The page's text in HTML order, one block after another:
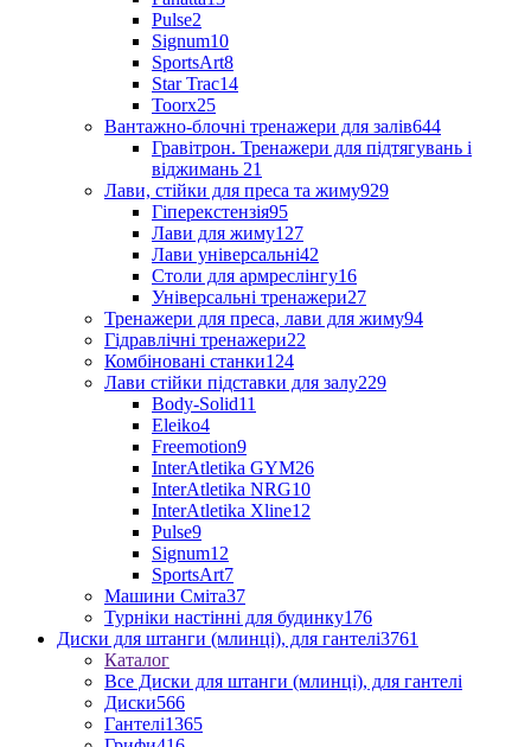
Pulse2
Signum10
SportsArt8
Star Trac14
Toorx25
Вантажно-блочні тренажери для залів644
Гравітрон. Тренажери для підтягувань і
віджимань 21
Лави, стійки для преса та жиму929
Гіперекстензія95
Лави для жиму127
Лави універсальні42
Столи для армреслінгу16
Універсальні тренажери27
Тренажери для преса, лави для жиму94
Гідравлічні тренажери22
Комбіновані станки124
Лави стійки підставки для залу229
Body-Solid11
Eleiko4
Freemotion9
InterAtletika GYM26
InterAtletika NRG10
InterAtletika Xline12
Pulse9
Signum12
SportsArt7
Машини Сміта37
Турніки настінні для будинку176
Диски для штанги (млинці), для гантелі3761
Каталог
Все Диски для штанги (млинці), для гантелі
Диски566
Гантелі1365